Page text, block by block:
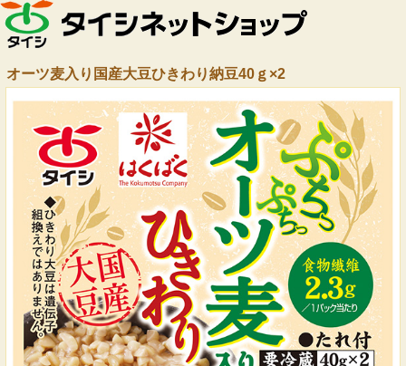
オーツ麦入り国産大豆ひきわり納豆40ｇ×2